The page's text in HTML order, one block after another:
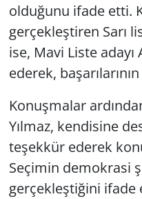
olduğunu ifade etti.
gerçekleştiren Sarı
ise, Mavi Liste adayı
ederek,
Konuşmalar
Yılmaz, kendisine
teşekkür ederek
Seçimin demokrasi
gerçekleştiğini ifade